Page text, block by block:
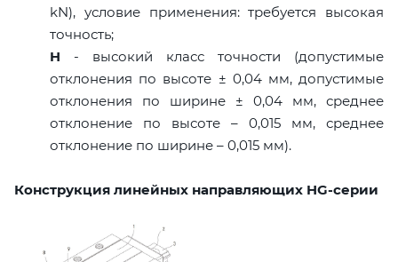
kN), условие применения: требуется высокая
точность;
H - высокий класс точности (допустимые
отклонения по высоте ± 0,04 мм, допустимые
отклонения по ширине ± 0,04 мм, среднее
отклонение по высоте – 0,015 мм, среднее
отклонение по ширине – 0,015 мм).
Конструкция линейных направляющих HG-серии